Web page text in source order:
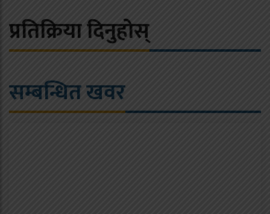
प्रतिक्रिया दिनुहोस्
सम्बन्धित खवर